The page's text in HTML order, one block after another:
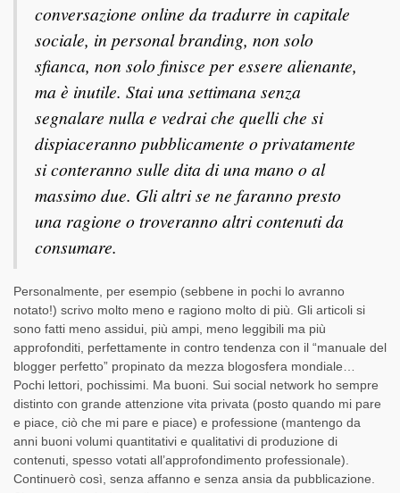
conversazione online da tradurre in capitale
sociale, in personal branding, non solo
sfianca, non solo finisce per essere alienante,
ma è inutile. Stai una settimana senza
segnalare nulla e vedrai che quelli che si
dispiaceranno pubblicamente o privatamente
si conteranno sulle dita di una mano o al
massimo due. Gli altri se ne faranno presto
una ragione o troveranno altri contenuti da
consumare.
Personalmente, per esempio (sebbene in pochi lo avranno
notato!) scrivo molto meno e ragiono molto di più. Gli articoli si
sono fatti meno assidui, più ampi, meno leggibili ma più
approfonditi, perfettamente in contro tendenza con il “manuale del
blogger perfetto” propinato da mezza blogosfera mondiale…
Pochi lettori, pochissimi. Ma buoni. Sui social network ho sempre
distinto con grande attenzione vita privata (posto quando mi pare
e piace, ciò che mi pare e piace) e professione (mantengo da
anni buoni volumi quantitativi e qualitativi di produzione di
contenuti, spesso votati all’approfondimento professionale).
Continuerò così, senza affanno e senza ansia da pubblicazione.